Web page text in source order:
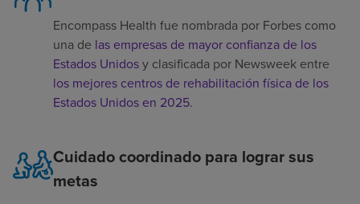
Encompass Health fue nombrada por Forbes como
una de las empresas de mayor confianza de los
Estados Unidosy clasificada por Newsweek entre
los mejores centros de rehabilitación física de los
Estados Unidos en 2025.
Cuidado coordinado para lograr sus
metas